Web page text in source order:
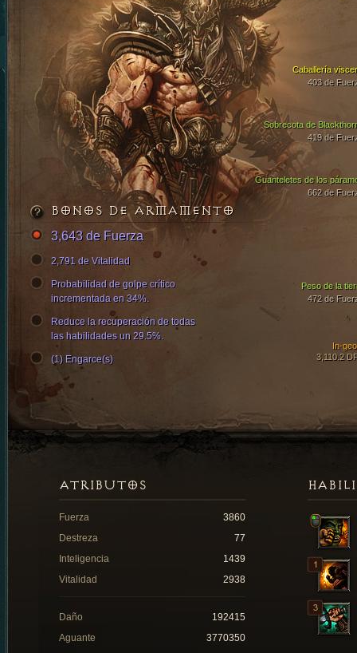
Sobrecota de
419 de
Guanteletes de los
662 de
Caballería
403 de
Peso de la
472 de
In-
3,110.2
BONOS DE ARMAMENTO
3,643 de Fuerza
2,791 de Vitalidad
Probabilidad de golpe crítico
incrementada en 34%.
Reduce la recuperación de todas
las habilidades un 29.5%.
(1) Engarce(s)
ATRIBUTOS
Fuerza
3860
Destreza
77
Inteligencia
1439
Vitalidad
2938
Daño
192415
Aguante
3770350